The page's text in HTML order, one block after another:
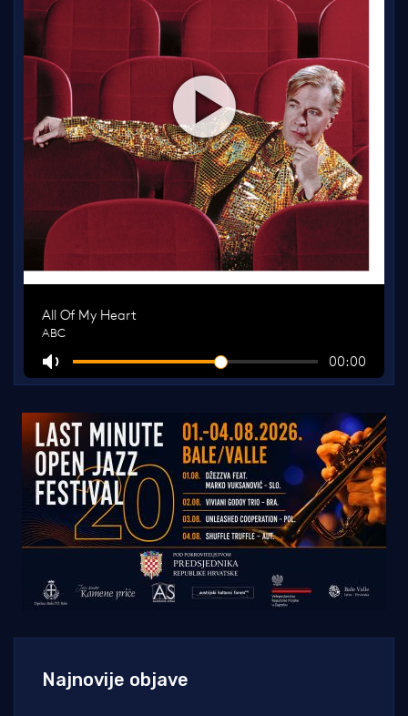
Najnovije objave